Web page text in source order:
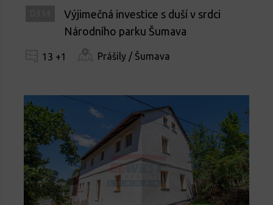
Výjimečná investice s duší v srdci
Národního parku Šumava
13 +1 Prášily / Šumava